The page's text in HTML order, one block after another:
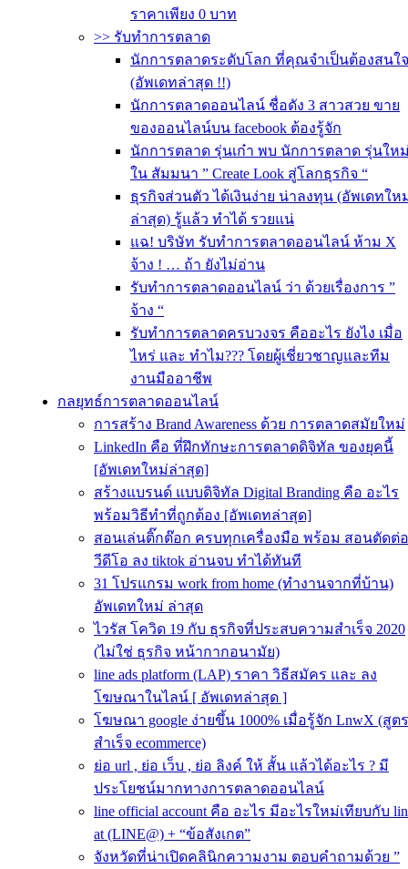
ราคาเพียง 0 บาท
>> รับทำการตลาด
นักการตลาดระดับโลก ที่คุณจำเป็นต้องสนใจ
(อัพเดทล่าสุด !!)
นักการตลาดออนไลน์ ชื่อดัง 3 สาวสวย ขาย
ของออนไลน์บน facebook ต้องรู้จัก
นักการตลาด รุ่นเก๋า พบ นักการตลาด รุ่นให
ใน สัมมนา ” Create Look สู่โลกธุรกิจ “
ธุรกิจส่วนตัว ได้เงินง่าย น่าลงทุน (อัพเดทให
ล่าสุด) รู้แล้ว ทำได้ รวยแน่
แฉ! บริษัท รับทำการตลาดออนไลน์ ห้าม X
จ้าง ! … ถ้า ยังไม่อ่าน
รับทําการตลาดออนไลน์ ว่า ด้วยเรื่องการ ”
จ้าง “
รับทำการตลาดครบวงจร คืออะไร ยังไง เมื่อ
ไหร่ และ ทำไม??? โดยผู้เชี่ยวชาญและทีม
งานมืออาชีพ
กลยุทธ์การตลาดออนไลน์
การสร้าง Brand Awareness ด้วย การตลาดสมัยใหม่
LinkedIn คือ ที่ฝึกทักษะการตลาดดิจิทัล ของยุคนี้
[อัพเดทใหม่ล่าสุด]
สร้างแบรนด์ แบบดิจิทัล Digital Branding คือ อะไร
พร้อมวิธีทำที่ถูกต้อง [อัพเดทล่าสุด]
สอนเล่นติ๊กต๊อก ครบทุกเครื่องมือ พร้อม สอนตัดต่อ
วีดีโอ ลง tiktok อ่านจบ ทำได้ทันที
31 โปรแกรม work from home (ทำงานจากที่บ้าน)
อัพเดทใหม่ ล่าสุด
ไวรัส โควิด 19 กับ ธุรกิจที่ประสบความสําเร็จ 2020
(ไม่ใช่ ธุรกิจ หน้ากากอนามัย)
line ads platform (LAP) ราคา วิธีสมัคร และ ลง
โฆษณาในไลน์ [ อัพเดทล่าสุด ]
โฆษณา google ง่ายขึ้น 1000% เมื่อรู้จัก LnwX (สูตร
สำเร็จ ecommerce)
ย่อ url , ย่อ เว็บ , ย่อ ลิงค์ ให้ สั้น แล้วได้อะไร ? มี
ประโยชน์มากทางการตลาดออนไลน์
line official account คือ อะไร มีอะไรใหม่เทียบกับ
at (LINE@) + “ข้อสังเกต”
จังหวัดที่น่าเปิดคลินิกความงาม ตอบคำถามด้วย ”